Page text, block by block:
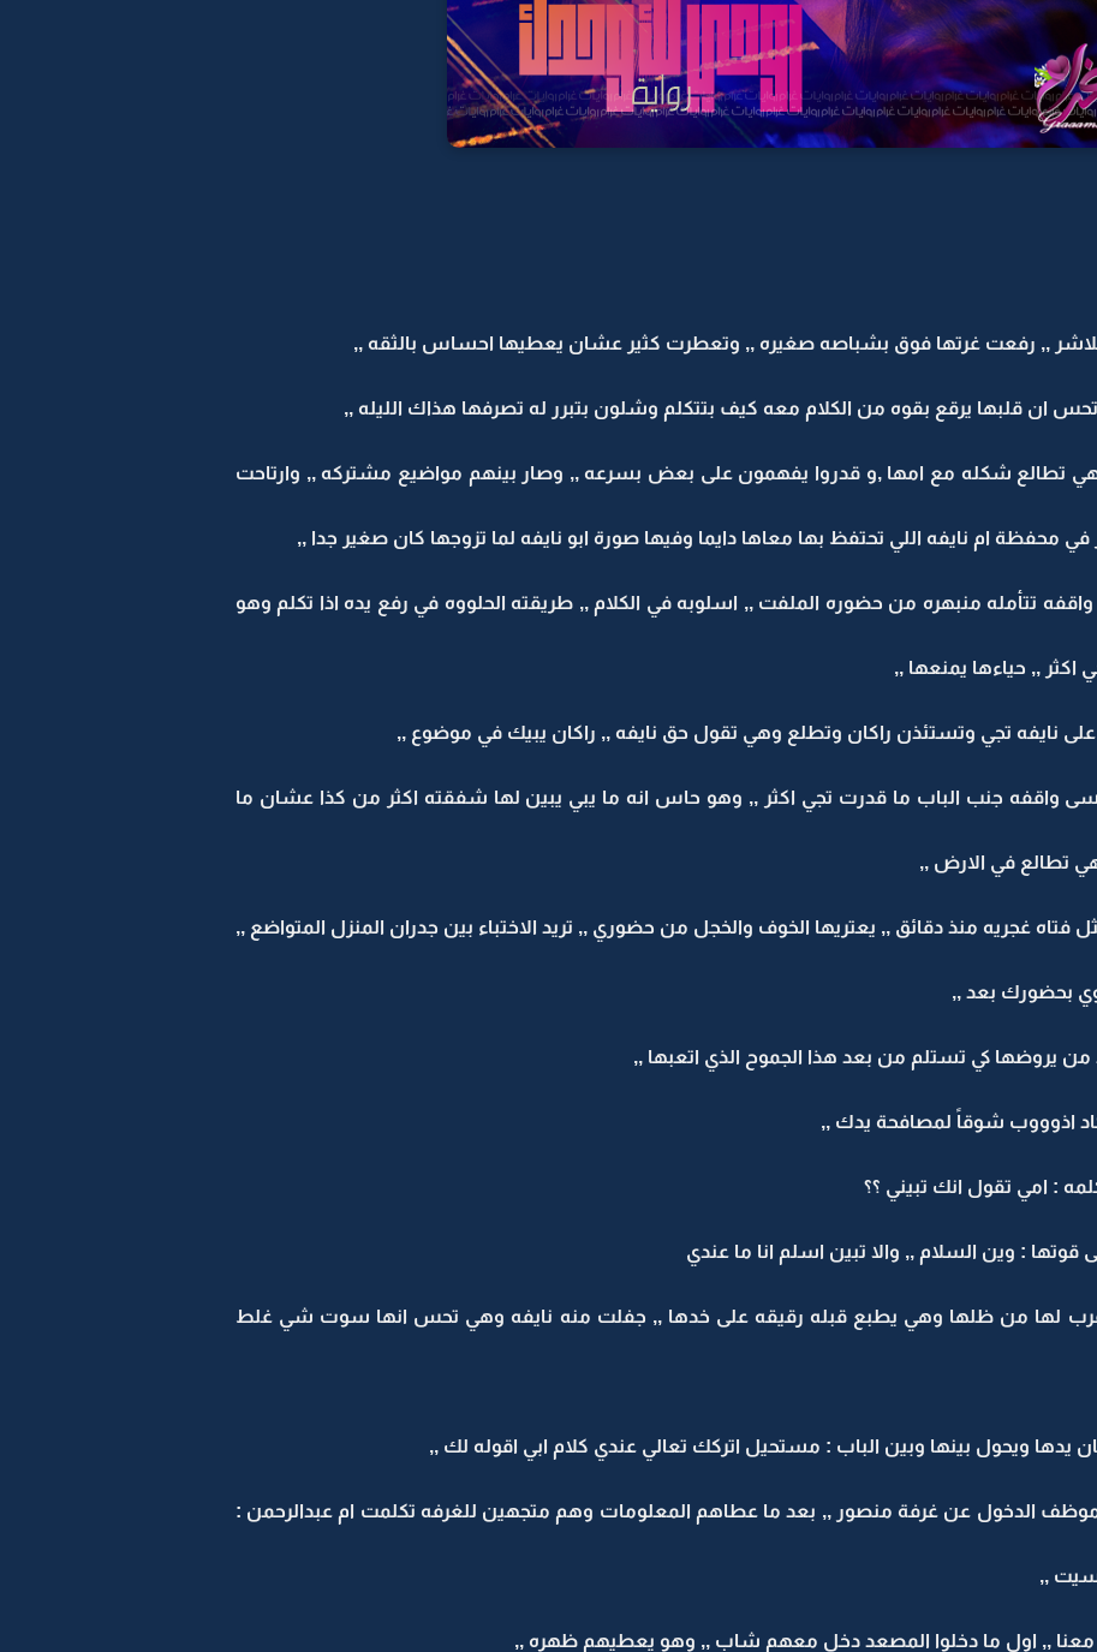
,, رفعت غرتها فوق بشباصه صغيره ,, وتعطرت كثير عشان يعطيها احساس بالثقه ,,
ان قلبها يرقع بقوه من الكلام معه كيف بتتكلم وشلون بتبرر له تصرفها هذاك الليله ,,
تطالع شكله مع امها ,و قدروا يفهمون على بعض بسرعه ,, وصار بينهم مواضيع مشتركه ,, وارتاحت
محفظة ام نايفه اللي تحتفظ بها معاها دايما وفيها صورة ابو نايفه لما تزوجها كان صغير جدا ,,
واقفه تتأمله منبهره من حضوره الملفت ,, اسلوبه في الكلام ,, طريقته الحلووه في رفع يده اذا تكلم وهو
اكثر ,, حياءها يمنعها ,,
على نايفه تجي وتستئذن راكان وتطلع وهي تقول حق نايفه ,, راكان يبيك في موضوع ,,
واقفه جنب الباب ما قدرت تجي اكثر ,, وهو حاس انه ما يبي يبين لها شفقته اكثر من كذا عشان ما
تطالع في الارض ,,
فتاه غجريه منذ دقائق ,, يعتريها الخوف والخجل من حضوري ,, تريد الاختباء بين جدران المنزل المتواضع ,,
بحضورك بعد ,,
يروضها كي تستلم من بعد هذا الجموح الذي اتعبها ,,
اذوووب شوقاً لمصافحة يدك ,,
: امي تقول انك تبيني ؟؟
: وين السلام ,, والا تبين اسلم انا ما عندي
اقرب لها من ظلها وهي يطبع قبله رقيقه على خدها ,, جفلت منه نايفه وهي تحس انها سوت شي غلط
ويحول بينها وبين الباب : مستحيل اتركك تعالي عندي كلام ابي اقوله لك ,,
الدخول عن غرفة منصور ,, بعد ما عطاهم المعلومات وهم متجهين للغرفه تكلمت ام عبدالرحمن :
نسيت ,,
,, اول ما دخلوا المصعد دخل معهم شاب ,, وهو يعطيهم ظهره ,,